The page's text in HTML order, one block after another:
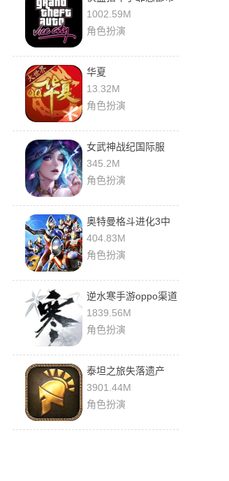
破解版
1002.59M
角色扮演
华夏
13.32M
角色扮演
女武神战纪国际服
345.2M
角色扮演
奥特曼格斗进化3中
文版
404.83M
角色扮演
逆水寒手游oppo渠道
服
1839.56M
角色扮演
泰坦之旅失落遗产
3901.44M
角色扮演